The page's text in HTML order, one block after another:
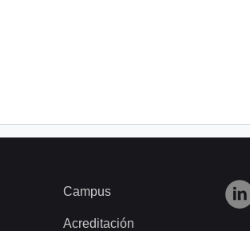
Campus
Acreditación